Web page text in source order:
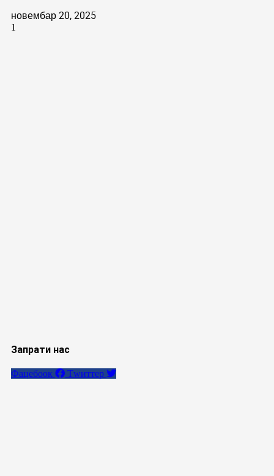
новембар 20, 2025
Запрати нас
Фацебоок Тwиттер